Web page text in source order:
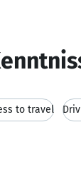
to travel